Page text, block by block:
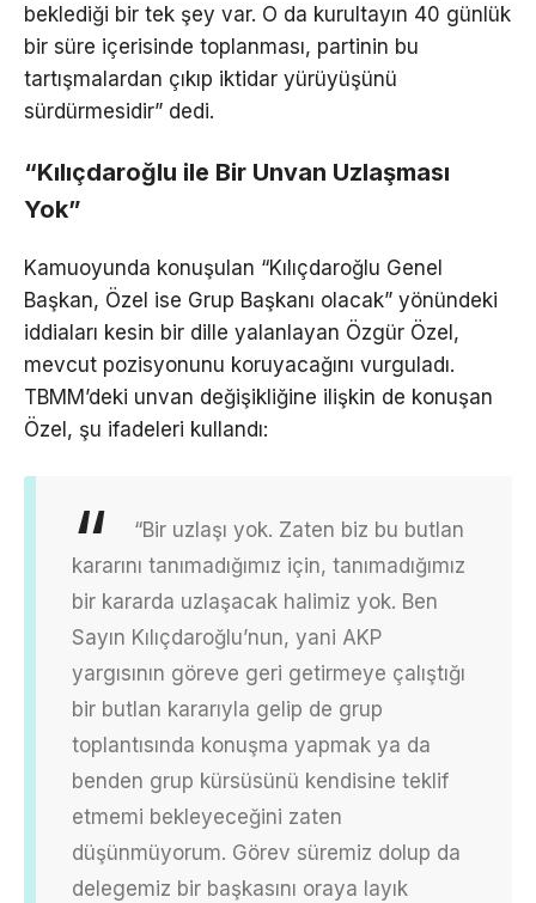
beklediği bir tek şey var. O da kurultayın 40 günlük
bir süre içerisinde toplanması, partinin bu
tartışmalardan çıkıp iktidar yürüyüşünü
sürdürmesidir” dedi.
“Kılıçdaroğlu ile Bir Unvan Uzlaşması
Yok”
Kamuoyunda konuşulan “Kılıçdaroğlu Genel
Başkan, Özel ise Grup Başkanı olacak” yönündeki
iddiaları kesin bir dille yalanlayan Özgür Özel,
mevcut pozisyonunu koruyacağını vurguladı.
TBMM’deki unvan değişikliğine ilişkin de konuşan
Özel, şu ifadeleri kullandı:
“Bir uzlaşı yok. Zaten biz bu butlan
kararını tanımadığımız için, tanımadığımız
bir kararda uzlaşacak halimiz yok. Ben
Sayın Kılıçdaroğlu’nun, yani AKP
yargısının göreve geri getirmeye çalıştığı
bir butlan kararıyla gelip de grup
toplantısında konuşma yapmak ya da
benden grup kürsüsünü kendisine teklif
etmemi bekleyeceğini zaten
düşünmüyorum. Görev süremiz dolup da
delegemiz bir başkasını oraya layık